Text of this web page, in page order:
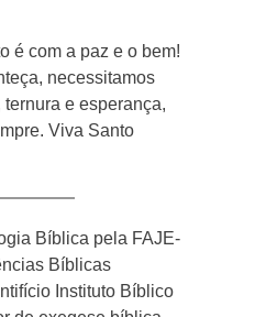
é com a paz e o bem!
necessitamos
e esperança,
Viva Santo
Bíblica pela FAJE-
Bíblicas
Instituto Bíblico